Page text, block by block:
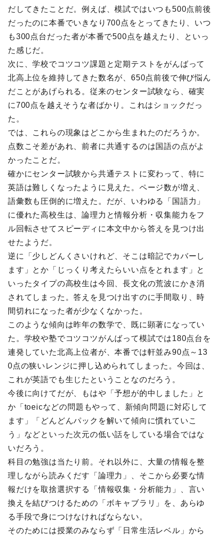
だしてきたことだ。例えば、模試ではいつも500点前後
だったのに本番でいきなり700点をとってきたり、いつ
も300点台だった者が本番で500点を越えたり、といっ
た感じだ。
次に、学校でコツコツ課題と定期テストをがんばって
北高上位を維持してきた数名が、650点前後で伸び悩ん
だことがあげられる。従来のセンター試験なら、確実
に700点を越えそうな者ばかり。これはショックだっ
た。
では、これらの現象はどこから生まれたのだろうか。
点数こそ差があれ、前者に共通するのは国語の点がよ
かったことだ。
確かにセンター試験から共通テストに変わって、特に
英語は難しくなったように見えた。ページ数が増え、
語彙数も圧倒的に増えた。だが、いわゆる「国語力」
に優れた高校生は、論理力と情報分析・収集能力をフ
ル回転させてスピーディに本文中から答えを見つけ出
せたようだ。
逆に「少しどんくさいけれど、そこは暗記でカバーし
ます」とか「じっくり考えたらいい点をとれます」と
いったタイプの高校生は今回、長文化の荒波にかき消
されてしまった。答えを見つけ出すのに手間取り、時
間切れになった者が少なくなかった。
このような傾向は昨年の数学で、既に顕著になってい
た。学校や塾でコツコツがんばって模試では180点台を
連発していた北高上位者が、本番では軒並み90点～13
0点の狭いレンジに押し込められてしまった。今回は、
これが英語でも生じたということなのだろう。
今後に向けてだが、もはや「予想が的中しました」と
か「toeicなどの問題もやって、新傾向問題に対応して
ます」「どんどんパックを解いて傾向に慣れていこ
う」などといった次元の低い話をしている場合ではな
いだろう。
科目の勉強は当たり前。それ以外に、大量の情報を整
理しながら読みくだす「論理力」、そこから必要な情
報だけを取捨選択する「情報収集・分析能力」、言い
換えを結びつけるための「ボキャブラリ」を、あらゆ
る手段で身につけなければならない。
そのためには授業のみならず「日常生活レベル」から